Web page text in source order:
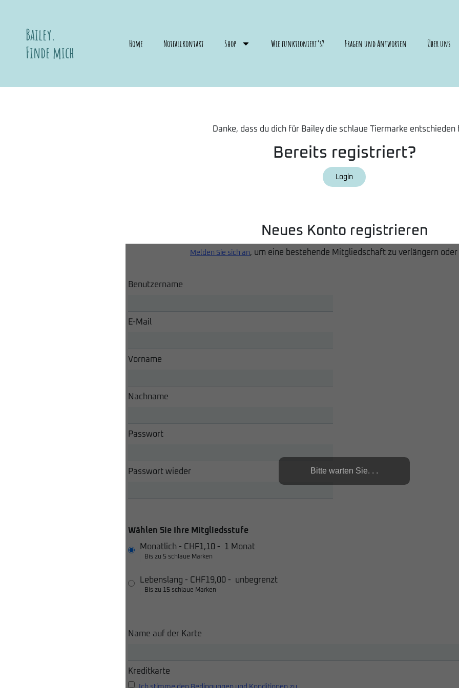
Bailey.
Finde mich
Home Notfallkontakt Shop Wie funktioniert’s? Fragen und Antworten Über uns
Danke, dass du dich für Bailey die schlaue Tiermarke entschieden
Bereits registriert?
Login
Neues Konto registrieren
Melden Sie sich an, um eine bestehende Mitgliedschaft zu verlängern oder
Benutzername
E-Mail
Vorname
Nachname
Passwort
Passwort wieder
Wählen Sie Ihre Mitgliedsstufe
Monatlich - CHF1,10 - 1 Monat
Bis zu 5 schlaue Marken
Lebenslang - CHF19,00 - unbegrenzt
Bis zu 15 schlaue Marken
Name auf der Karte
Kreditkarte
Bitte warten Sie. . .